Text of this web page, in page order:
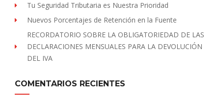
Tu Seguridad Tributaria es Nuestra Prioridad
Nuevos Porcentajes de Retención en la Fuente
RECORDATORIO SOBRE LA OBLIGATORIEDAD DE LAS
DECLARACIONES MENSUALES PARA LA DEVOLUCIÓN
DEL IVA
COMENTARIOS RECIENTES